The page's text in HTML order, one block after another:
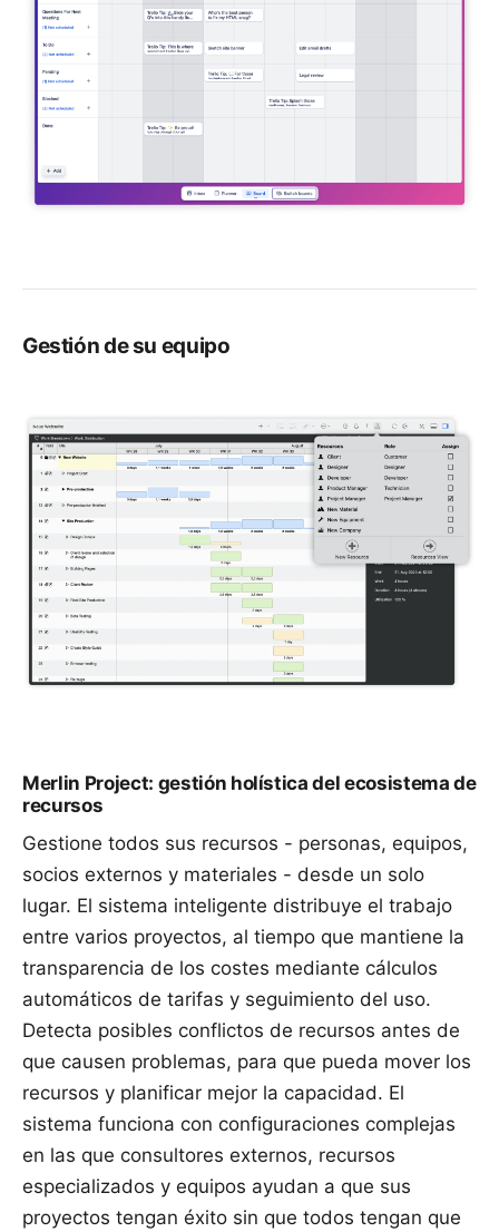
Gestión de su equipo
Merlin Project: gestión holística del ecosistema de
recursos
Gestione todos sus recursos - personas, equipos,
socios externos y materiales - desde un solo
lugar. El sistema inteligente distribuye el trabajo
entre varios proyectos, al tiempo que mantiene la
transparencia de los costes mediante cálculos
automáticos de tarifas y seguimiento del uso.
Detecta posibles conflictos de recursos antes de
que causen problemas, para que pueda mover los
recursos y planificar mejor la capacidad. El
sistema funciona con configuraciones complejas
en las que consultores externos, recursos
especializados y equipos ayudan a que sus
proyectos tengan éxito sin que todos tengan que